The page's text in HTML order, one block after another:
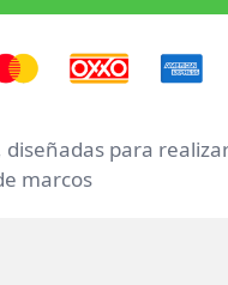
diseñadas para
marcos